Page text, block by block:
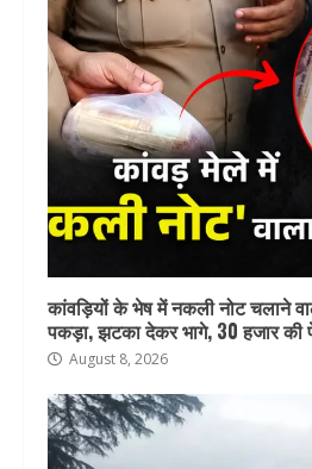
कांवड़ियों के भेष में नकली नोट चलाने
पकड़ा, झटका देकर भागे, 30 हजार की
August 8, 2026